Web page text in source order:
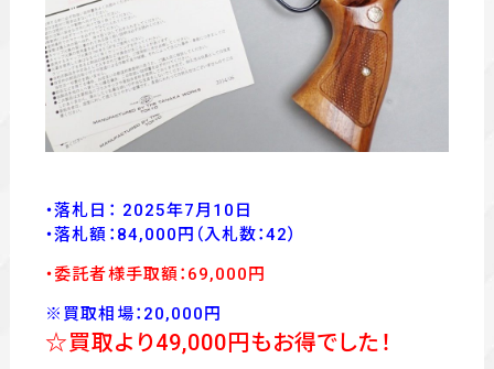
・落札日： 2025年7月10日
・落札額：84,000 円 （入札数：42）
・委託者様手取額：69,000 円
※買取相場：20,000円
☆買取より49,000円もお得でした！